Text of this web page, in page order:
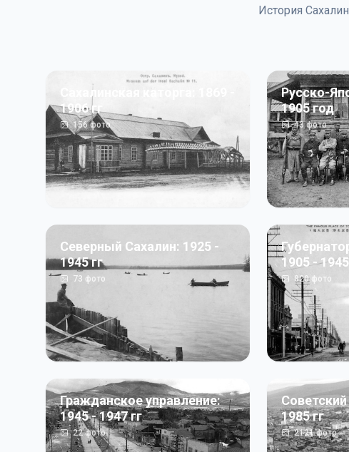
История
Сахалинская каторга: 1869 -
1906 гг
156фото
Русско-
1905 год
43фото
Северный Сахалин: 1925 -
1945 гг
73 фото
1905 - 1945
820фото
Гражданское управление:
1945 - 1947 гг
22фото
1985 гг
2121фото